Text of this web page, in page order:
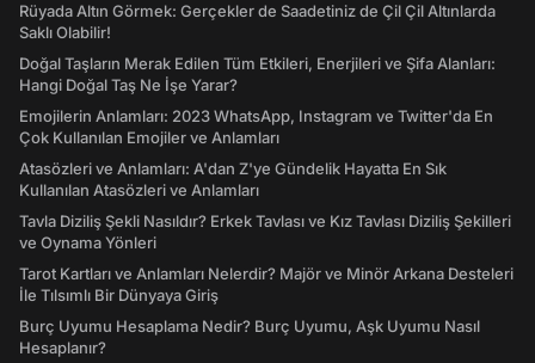
Rüyada Altın Görmek: Gerçekler de Saadetiniz de Çil Çil Altınlarda
Saklı Olabilir!
Doğal Taşların Merak Edilen Tüm Etkileri, Enerjileri ve Şifa Alanları:
Hangi Doğal Taş Ne İşe Yarar?
Emojilerin Anlamları: 2023 WhatsApp, Instagram ve Twitter'da En
Çok Kullanılan Emojiler ve Anlamları
Atasözleri ve Anlamları: A'dan Z'ye Gündelik Hayatta En Sık
Kullanılan Atasözleri ve Anlamları
Tavla Diziliş Şekli Nasıldır? Erkek Tavlası ve Kız Tavlası Diziliş Şekilleri
ve Oynama Yönleri
Tarot Kartları ve Anlamları Nelerdir? Majör ve Minör Arkana Desteleri
İle Tılsımlı Bir Dünyaya Giriş
Burç Uyumu Hesaplama Nedir? Burç Uyumu, Aşk Uyumu Nasıl
Hesaplanır?